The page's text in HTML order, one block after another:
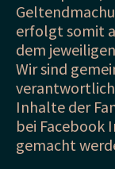
erfolgt somit
dem
Wir sind
Inhalte der
bei Facebook
gemacht